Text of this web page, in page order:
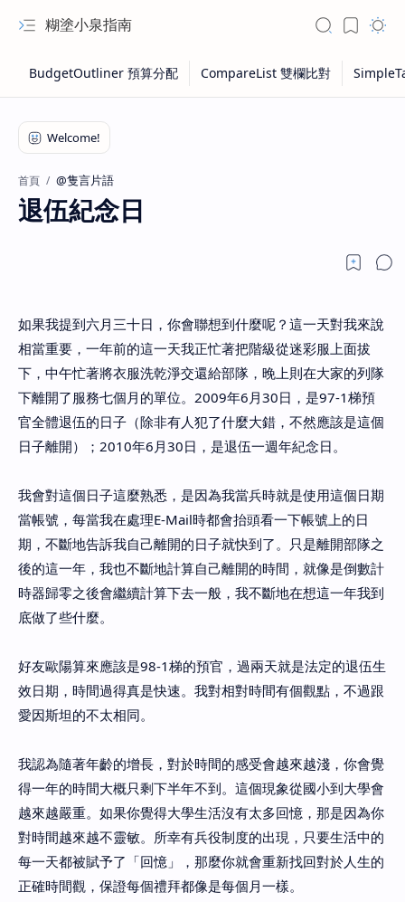
糊塗小泉指南
首頁 @隻言片語
退伍紀念日
如果我提到六月三十日，你會聯想到什麼呢？這一天對我來說
相當重要，一年前的這一天我正忙著把階級從迷彩服上面拔
下，中午忙著將衣服洗乾淨交還給部隊，晚上則在大家的列隊
下離開了服務七個月的單位。2009年6月30日，是97-1梯預
官全體退伍的日子（除非有人犯了什麼大錯，不然應該是這個
日子離開）；2010年6月30日，是退伍一週年紀念日。
我會對這個日子這麼熟悉，是因為我當兵時就是使用這個日期
當帳號，每當我在處理E-Mail時都會抬頭看一下帳號上的日
期，不斷地告訴我自己離開的日子就快到了。只是離開部隊之
後的這一年，我也不斷地計算自己離開的時間，就像是倒數計
時器歸零之後會繼續計算下去一般，我不斷地在想這一年我到
底做了些什麼。
好友歐陽算來應該是98-1梯的預官，過兩天就是法定的退伍生
效日期，時間過得真是快速。我對相對時間有個觀點，不過跟
愛因斯坦的不太相同。
我認為隨著年齡的增長，對於時間的感受會越來越淺，你會覺
得一年的時間大概只剩下半年不到。這個現象從國小到大學會
越來越嚴重。如果你覺得大學生活沒有太多回憶，那是因為你
對時間越來越不靈敏。所幸有兵役制度的出現，只要生活中的
每一天都被賦予了「回憶」，那麼你就會重新找回對於人生的
正確時間觀，保證每個禮拜都像是每個月一樣。